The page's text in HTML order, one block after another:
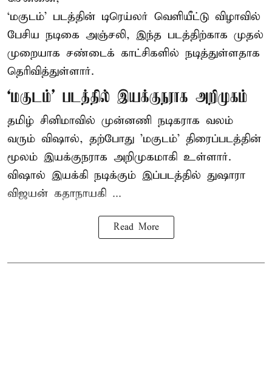
‘மகுடம்’ படத்தின் டிரெய்லர் வெளியீட்டு விழாவில்
பேசிய நடிகை அஞ்சலி, இந்த படத்திற்காக முதல்
முறையாக சண்டைக் காட்சிகளில் நடித்துள்ளதாக
தெரிவித்துள்ளார்.
‘மகுடம்’ படத்தில் இயக்குநராக அறிமுகம்
தமிழ் சினிமாவில் முன்னணி நடிகராக வலம்
வரும் விஷால், தற்போது 'மகுடம்' திரைப்படத்தின்
மூலம் இயக்குநராக அறிமுகமாகி உள்ளார்.
விஷால் இயக்கி நடிக்கும் இப்படத்தில் துஷாரா
விஜயன் கதாநாயகி ...
Read More